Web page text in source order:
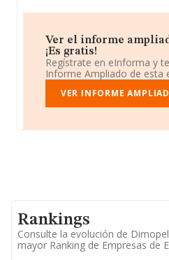
Ver el informe
¡Es gratis!
Regístrate en eInforma y
Informe Ampliado de esta
VER INFORME
Rankings
Consulte la evolución de
mayor Ranking de Empresas de